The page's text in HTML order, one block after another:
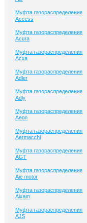
Муфта газораспределения
Access
Муфта газораспределения
Acura
Муфта газораспределения
Acxa
Муфта газораспределения
Adler
Муфта газораспределения
Adly
Муфта газораспределения
Aeon
Муфта газораспределения
Aermacchi
Муфта газораспределения
AGT
Муфта газораспределения
Aie motor
Муфта газораспределения
Aixam
Муфта газораспределения
AJS